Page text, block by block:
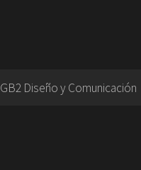
GB2 Diseño y Comunicación